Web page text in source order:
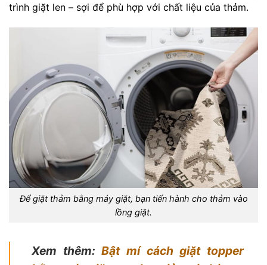
trình giặt len – sợi để phù hợp với chất liệu của thảm.
Để giặt thảm bằng máy giặt, bạn tiến hành cho thảm vào
lồng giặt.
Xem thêm:Bật mí cách giặt topper